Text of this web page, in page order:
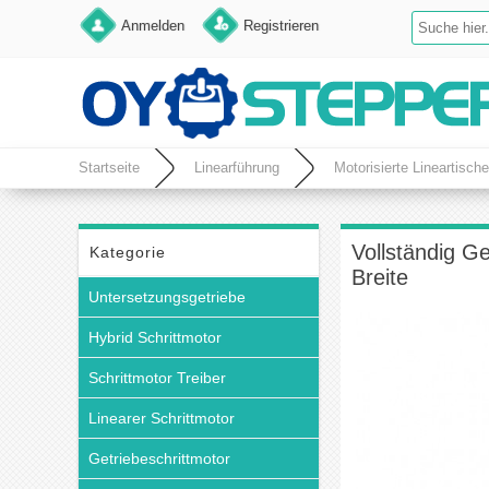
Anmelden Registrieren
Startseite Linearführung Motorisierte Lineartische
Kategorie
Untersetzungsgetriebe
Hybrid Schrittmotor
Schrittmotor Treiber
Linearer Schrittmotor
Getriebeschrittmotor
Vollständig
Breite